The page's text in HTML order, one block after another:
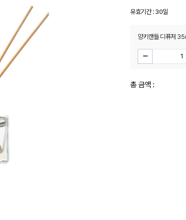
유효기간 :30일
양키캔들 디퓨저
총 금액 :